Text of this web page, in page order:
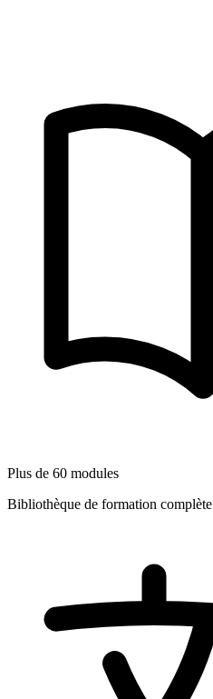
Plus de 60 modules
Bibliothèque de formation complète